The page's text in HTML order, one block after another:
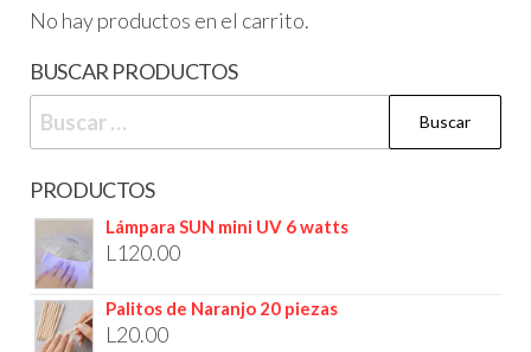
No hay productos en el carrito.
BUSCAR PRODUCTOS
PRODUCTOS
Lámpara SUN mini UV 6 watts
L 120.00
Palitos de Naranjo 20 piezas
L 20.00